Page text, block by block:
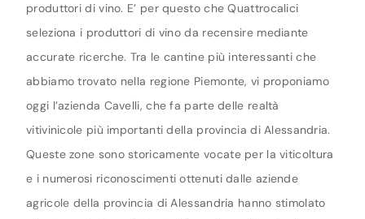
produttori di vino. E’ per questo che Quattrocalici
seleziona i produttori di vino da recensire mediante
accurate ricerche. Tra le cantine più interessanti che
abbiamo trovato nella regione Piemonte, vi proponiamo
oggi l’azienda Cavelli, che fa parte delle realtà
vitivinicole più importanti della provincia di Alessandria.
Queste zone sono storicamente vocate per la viticoltura
e i numerosi riconoscimenti ottenuti dalle aziende
agricole della provincia di Alessandria hanno stimolato